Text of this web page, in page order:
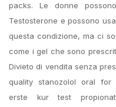
packs. Le donne
Testosterone e possono
questa condizione, ma ci
come i gel che sono
Divieto di vendita senza
quality stanozolol oral for
erste kur test